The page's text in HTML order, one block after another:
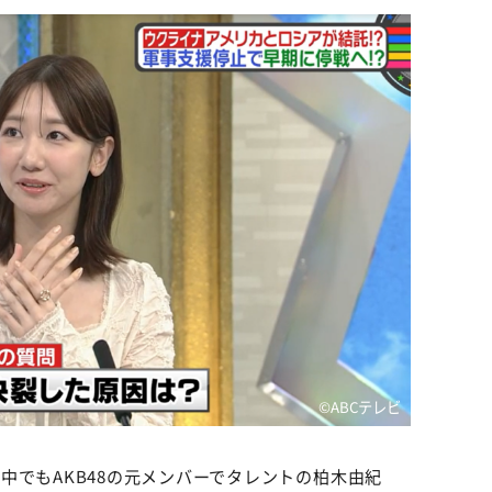
©️ABCテレビ
でもAKB48の元メンバーでタレントの柏木由紀